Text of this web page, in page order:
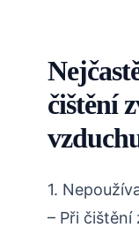
čištění
1.
– Při čištění